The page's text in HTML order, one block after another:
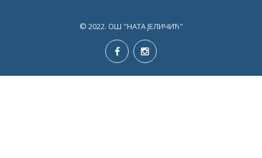
© 2022. ОШ "НАТА ЈЕЛИЧИЋ"